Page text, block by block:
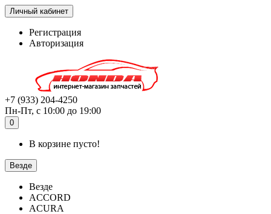
Личный кабинет
Регистрация
Авторизация
+7 (933) 204-4250
Пн-Пт, с 10:00 до 19:00
0
В корзине пусто!
Везде
Везде
ACCORD
ACURA